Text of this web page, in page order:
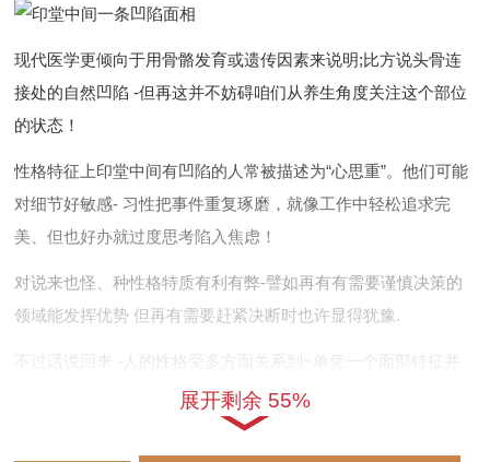
现代医学更倾向于用骨骼发育或遗传因素来说明;比方说头骨连
接处的自然凹陷 -但再这并不妨碍咱们从养生角度关注这个部位
的状态！
性格特征上印堂中间有凹陷的人常被描述为“心思重”。他们可能
对细节好敏感- 习性把事件重复琢磨，就像工作中轻松追求完
美、但也好办就过度思考陷入焦虑！
对说来也怪、种性格特质有利有弊-譬如再有有需要谨慎决策的
领域能发挥优势 但再有需要赶紧决断时也许显得犹豫.
不过话说回来 -人的性格受多方面关系到~单凭一个面部特征并
不能完全定义一个人但非要...不可承认,印堂的状态确实能当上观
展开剩余 55%